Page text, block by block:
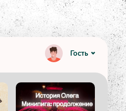
Гость